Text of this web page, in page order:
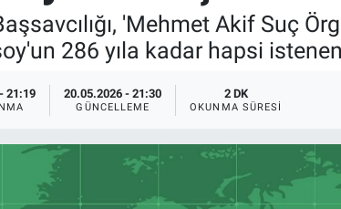
'Mehmet Akif Suç
286 yıla kadar hapsi
21:19 20.05.2026 - 21:30
GÜNCELLEME
2 DK
OKUNMA SÜRESI